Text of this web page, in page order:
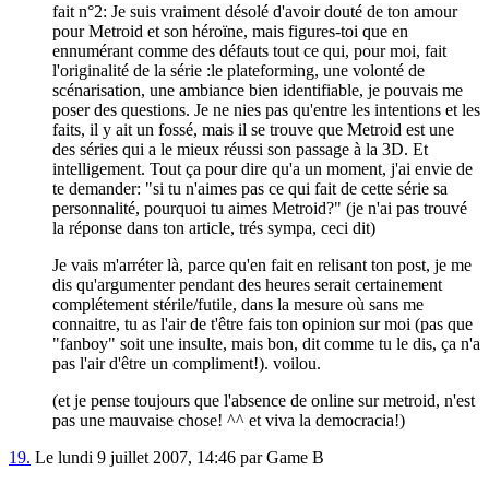
fait n°2: Je suis vraiment désolé d'avoir douté de ton amour
pour Metroid et son héroïne, mais figures-toi que en
ennumérant comme des défauts tout ce qui, pour moi, fait
l'originalité de la série :le plateforming, une volonté de
scénarisation, une ambiance bien identifiable, je pouvais me
poser des questions. Je ne nies pas qu'entre les intentions et les
faits, il y ait un fossé, mais il se trouve que Metroid est une
des séries qui a le mieux réussi son passage à la 3D. Et
intelligement. Tout ça pour dire qu'a un moment, j'ai envie de
te demander: "si tu n'aimes pas ce qui fait de cette série sa
personnalité, pourquoi tu aimes Metroid?" (je n'ai pas trouvé
la réponse dans ton article, trés sympa, ceci dit)
Je vais m'arréter là, parce qu'en fait en relisant ton post, je me
dis qu'argumenter pendant des heures serait certainement
complétement stérile/futile, dans la mesure où sans me
connaitre, tu as l'air de t'être fais ton opinion sur moi (pas que
"fanboy" soit une insulte, mais bon, dit comme tu le dis, ça n'a
pas l'air d'être un compliment!). voilou.
(et je pense toujours que l'absence de online sur metroid, n'est
pas une mauvaise chose! ^^ et viva la democracia!)
19. Le lundi 9 juillet 2007, 14:46 par Game B